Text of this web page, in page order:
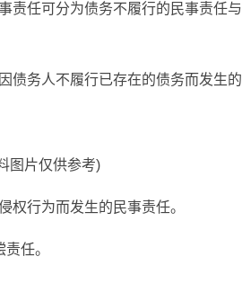
责任可分为债务不履行的民事责任
债务人不履行已存在的债务而发生的
图片仅供参考)
权行为而发生的民事责任。
任。